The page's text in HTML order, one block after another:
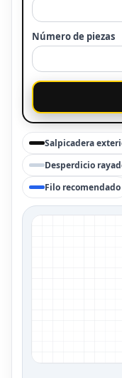
Número de piezas
Salpicadera
Desperdicio
Filo recomendado